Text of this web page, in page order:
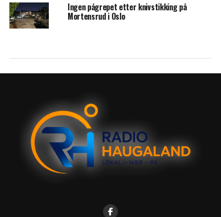
Ingen pågrepet etter knivstikking på
Mortensrud i Oslo